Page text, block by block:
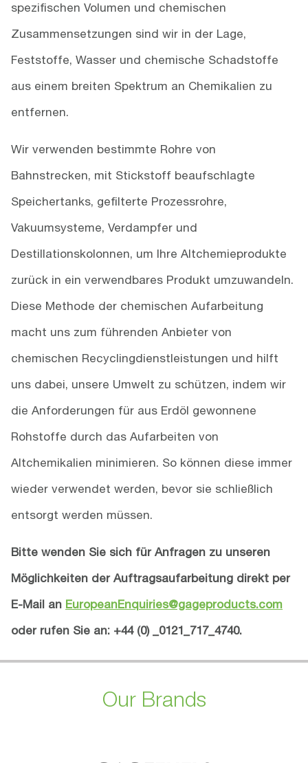
spezifischen Volumen und chemischen
Zusammensetzungen sind wir in der Lage,
Feststoffe, Wasser und chemische Schadstoffe
aus einem breiten Spektrum an Chemikalien zu
entfernen.
Wir verwenden bestimmte Rohre von
Bahnstrecken, mit Stickstoff beaufschlagte
Speichertanks, gefilterte Prozessrohre,
Vakuumsysteme, Verdampfer und
Destillationskolonnen, um Ihre Altchemieprodukte
zurück in ein verwendbares Produkt umzuwandeln.
Diese Methode der chemischen Aufarbeitung
macht uns zum führenden Anbieter von
chemischen Recyclingdienstleistungen und hilft
uns dabei, unsere Umwelt zu schützen, indem wir
die Anforderungen für aus Erdöl gewonnene
Rohstoffe durch das Aufarbeiten von
Altchemikalien minimieren. So können diese immer
wieder verwendet werden, bevor sie schließlich
entsorgt werden müssen.
Bitte wenden Sie sich für Anfragen zu unseren
Möglichkeiten der Auftragsaufarbeitung direkt per
E-Mail an EuropeanEnquiries@gageproducts.com
oder rufen Sie an: +44 (0) _0121_717_4740.
Our Brands